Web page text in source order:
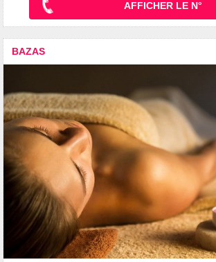
AFFICHER LE N°
BAZAS